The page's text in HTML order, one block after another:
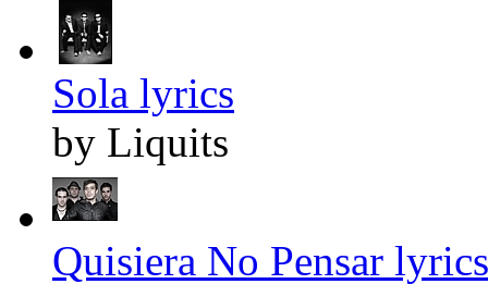
Sola lyrics
by Liquits
Quisiera No Pensar lyrics